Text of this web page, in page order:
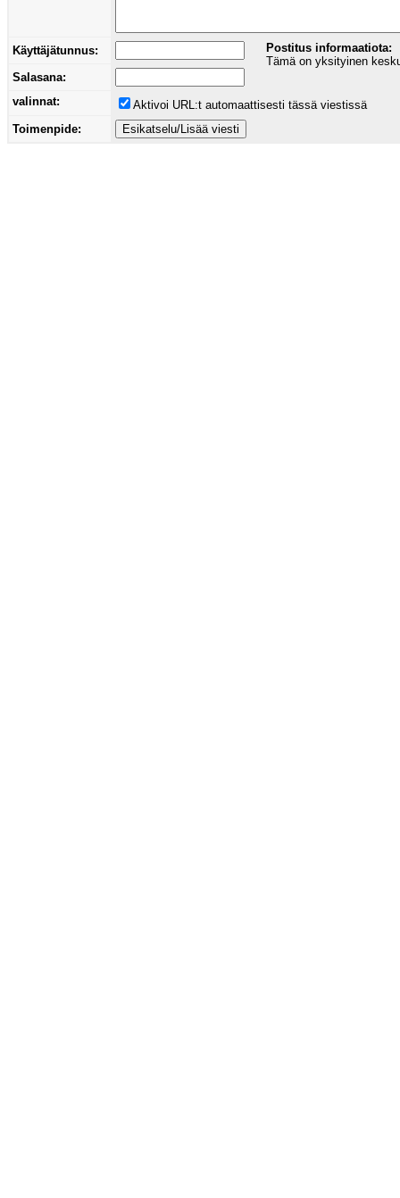
Käyttäjätunnus:
Postitus informaatiota:
Tämä on yksityinen
Salasana:
valinnat:
Aktivoi URL:t automaattisesti tässä viestissä
Toimenpide: